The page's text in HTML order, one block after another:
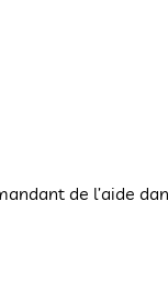
de l’aide